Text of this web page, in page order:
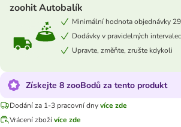
zoohit Autobalík
Minimální hodnota objednávky
Dodávky v pravidelných
Upravte, změňte, zrušte kdykoli
Získejte 8 zooBodů za tento produkt
Dodání za 1-3 pracovní dnyvíce zde
Vrácení zbožívíce zde